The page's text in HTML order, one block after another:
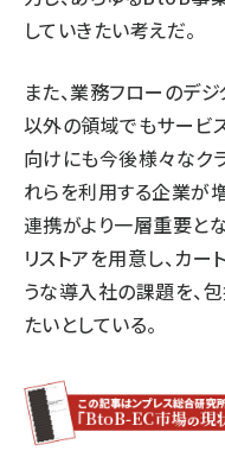
していきたい考えだ。
また、業務フローのデ
以外の領域でもサービ
向けにも今後様々なク
れらを利用する企業が
連携がより一層重要とな
リストアを用意し、カー
うな導入社の課題を、
たいとしている。